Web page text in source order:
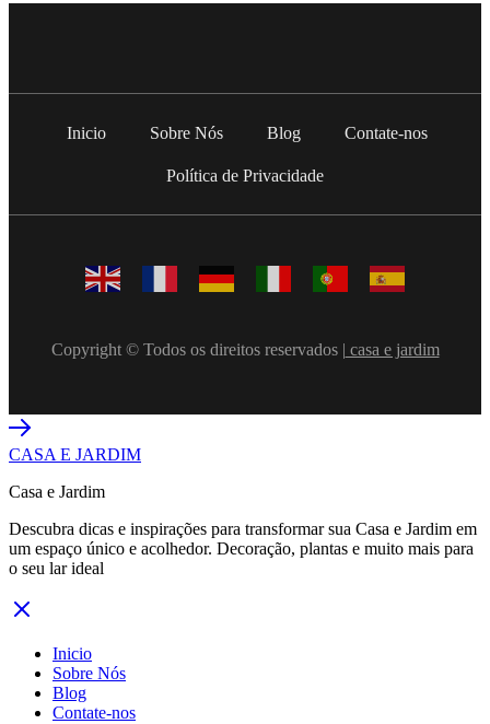
Inicio Sobre Nós Blog Contate-nos
Política de Privacidade
Copyright © Todos os direitos reservados | casa e jardim
CASA E JARDIM
Casa e Jardim
Descubra dicas e inspirações para transformar sua Casa e Jardim em
um espaço único e acolhedor. Decoração, plantas e muito mais para
o seu lar ideal
Inicio
Sobre Nós
Blog
Contate-nos